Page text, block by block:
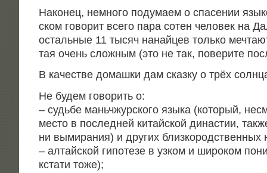
Нако­нец, немно­го поду­ма­ем о спа­се­нии
ском гово­рит все­го пара сотен чело­век на
осталь­ные 11 тысяч нанай­цев толь­ко
тая очень слож­ным (это не так, пове­ри­те
В каче­стве домаш­ки дам сказ­ку о трёх
Не будем гово­рить о:
– судь­бе мань­чжур­ско­го язы­ка (кото­рый,
место в послед­ней китай­ской дина­стии,
ни выми­ра­ния) и дру­гих близ­ко­род­ствен­ных
– алтай­ской гипо­те­зе в узком и широ­ком
кста­ти тоже);